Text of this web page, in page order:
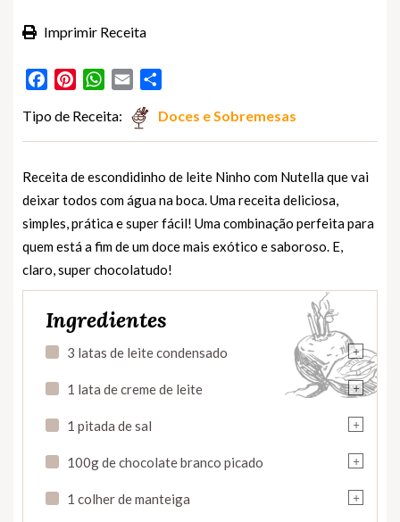
Imprimir Receita
FacebookPinterestWhatsApp
Email
Tipo de Receita: Doces e Sobremesas
Receita de escondidinho de leite Ninho com Nutella que vai
deixar todos com água na boca. Uma receita deliciosa,
simples, prática e super fácil! Uma combinação perfeita para
quem está a fim de um doce mais exótico e saboroso. E,
claro, super chocolatudo!
Ingredientes
+
3 latas de leite condensado
+
1 lata de creme de leite
+
1 pitada de sal
+
100g de chocolate branco picado
+
1 colher de manteiga